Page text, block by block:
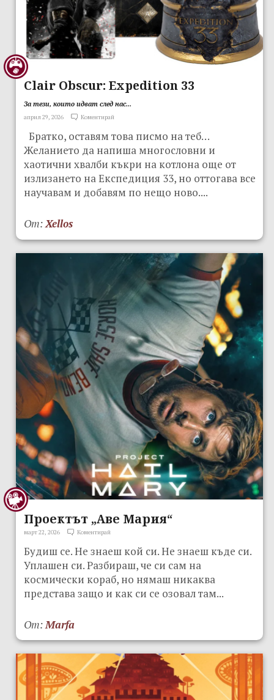
Clair Obscur: Expedition 33
За тези, които идват след нас...
април 29, 2026 Коментирай
Братко, оставям това писмо на теб…
Желанието да напиша многословни и
хаотични хвалби къкри на котлона още от
излизането на Експедиция 33, но оттогава все
научавам и добавям по нещо ново....
От:Xellos
Проектът „Аве Мария“
март 22, 2026 Коментирай
Будиш се. Не знаеш кой си. Не знаеш къде си.
Уплашен си. Разбираш, че си сам на
космически кораб, но нямаш никаква
представа защо и как си се озовал там...
От:Marfa